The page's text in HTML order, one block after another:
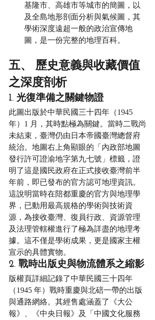
基隆市、高雄市等城市的簡圖，以
及全島地形剖面分析與氣候圖，其
學術深度遠超一般的政治宣傳地
圖，是一份完整的地理百科。
五、 歷史意義與收藏價值
之深度剖析
1. 光復準備之關鍵物證
此圖出版於中華民國三十四年（1945
年）1 月，其時點極為關鍵。當時二戰尚
未結束，臺灣仍由日本帝國臺灣總督府
統治。地圖右上角顯眼的「內政部地圖
發行許可證渝地字第九七號」標籤，證
明了這是國民政府在正式接收臺灣前半
年前，即已發布的官方認可地理資訊。
這說明當時在陪都重慶的官方與地理學
界，已動用最高規格的學術與技術資
源，為接收臺灣、復員行政、資源管理
及法理管轄權進行了極為詳盡的地理考
據。這不僅是學術成果，更是國家主權
宣示的具體實物。
2. 戰時出版史與物流體系之縮影
版權頁詳細記錄了中華民國三十四年
（1945 年）戰時重慶與北碚一帶的出版
與通路網絡。其經售處涵蓋了《大公
報》、《中央日報》及「中國文化服務